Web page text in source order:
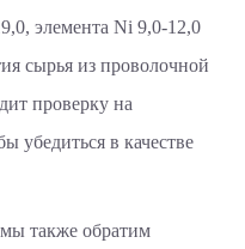
элемента Ni 9,0-12,0
сырья из проволочной
проверку на
убедиться в качестве
также обратим